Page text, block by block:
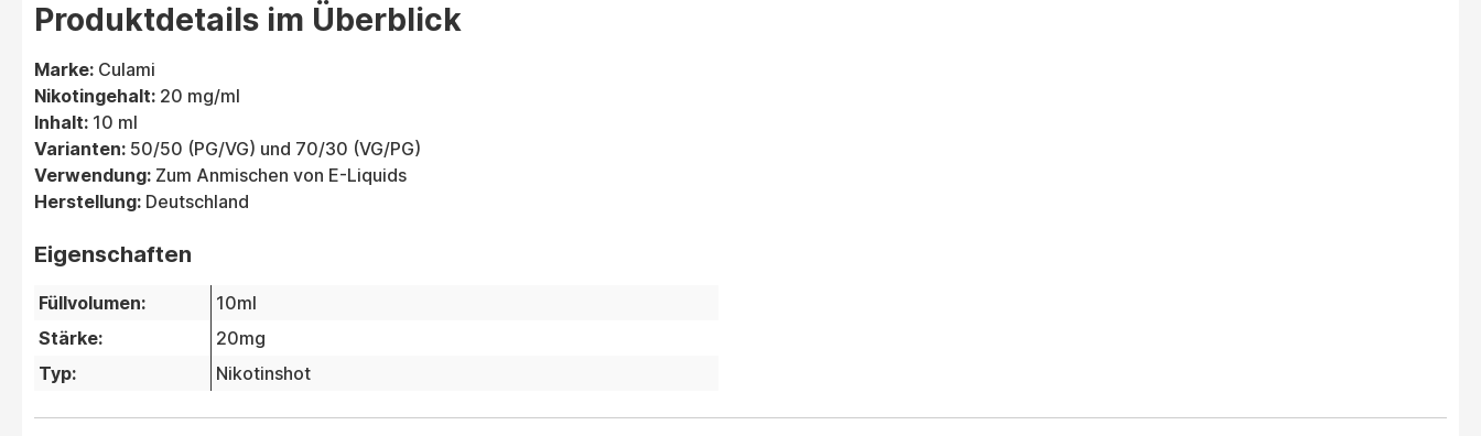
Produktdetails im Überblick
Marke: Culami
Nikotingehalt: 20 mg/ml
Inhalt: 10 ml
Varianten: 50/50 (PG/VG) und 70/30 (VG/PG)
Verwendung: Zum Anmischen von E-Liquids
Herstellung: Deutschland
Eigenschaften
Füllvolumen:
10ml
Stärke:
20mg
Typ:
Nikotinshot